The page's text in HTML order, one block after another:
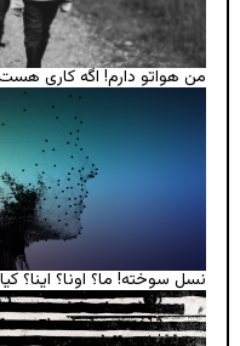
من هواتو دارم! اگه کاری
نسل سوخته! ما؟ اونا؟ اینا؟